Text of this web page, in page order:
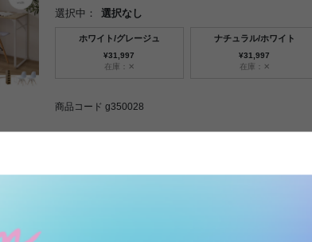
選択中： 選択なし
ホワイト/グレージュ
¥31,997
在庫：✕
ナチュラル/ホワイト
¥31,997
在庫：✕
商品コード g350028